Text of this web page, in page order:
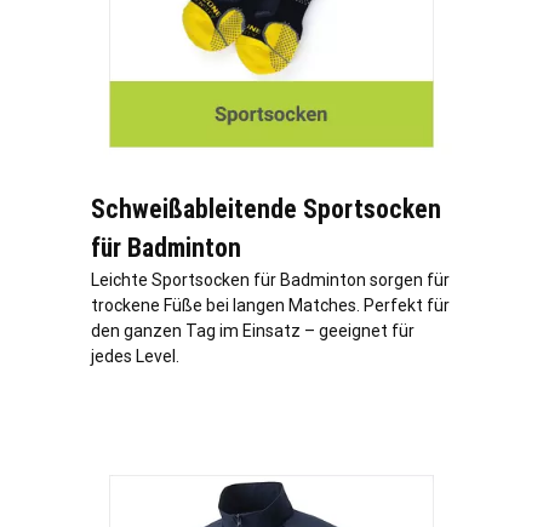
Schweißableitende Sportsocken
für Badminton
Leichte Sportsocken für Badminton sorgen für
trockene Füße bei langen Matches. Perfekt für
den ganzen Tag im Einsatz – geeignet für
jedes Level.